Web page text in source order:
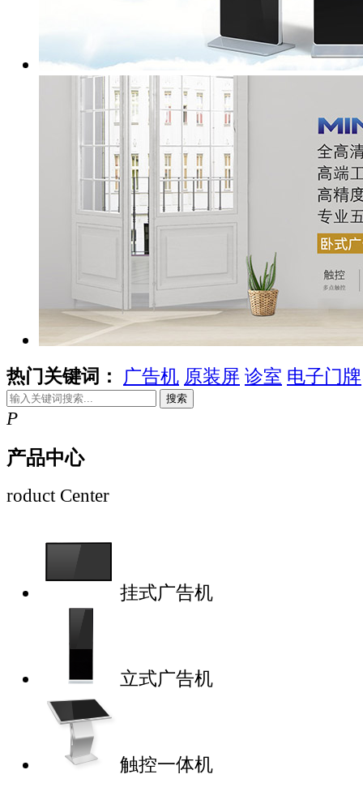
热门关键词： 广告机 原装屏 诊室 电子门牌
搜索
P
产品中心
roduct Center
挂式广告机
立式广告机
触控一体机